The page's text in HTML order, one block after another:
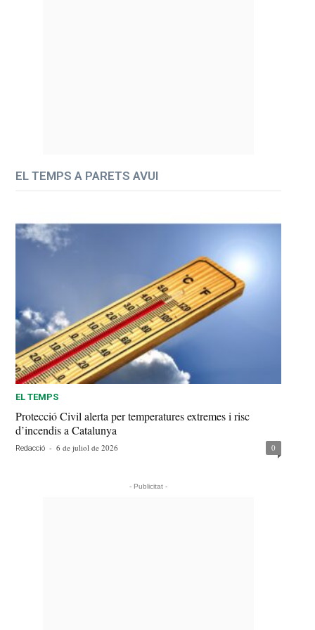
EL TEMPS A PARETS AVUI
EL TEMPS
Protecció Civil alerta per temperatures extremes i risc
d’incendis a Catalunya
Redacció - 6 de juliol de 2026 0
- Publicitat -